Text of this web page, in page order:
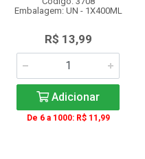
Embalagem: UN - 1X400ML
R$ 13,99
Adicionar
De 6 a 1000: R$ 11,99